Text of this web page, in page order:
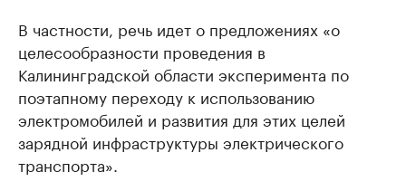
В частности, речь идет о предложениях «о
целесообразности проведения в
Калининградской области эксперимента по
поэтапному переходу к использованию
электромобилей и развития для этих целей
зарядной инфраструктуры электрического
транспорта».